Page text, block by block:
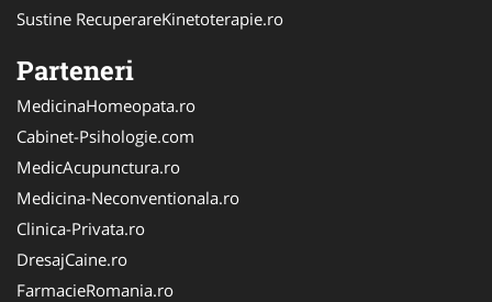
Sustine RecuperareKinetoterapie.ro
Parteneri
MedicinaHomeopata.ro
Cabinet-Psihologie.com
MedicAcupunctura.ro
Medicina-Neconventionala.ro
Clinica-Privata.ro
DresajCaine.ro
FarmacieRomania.ro